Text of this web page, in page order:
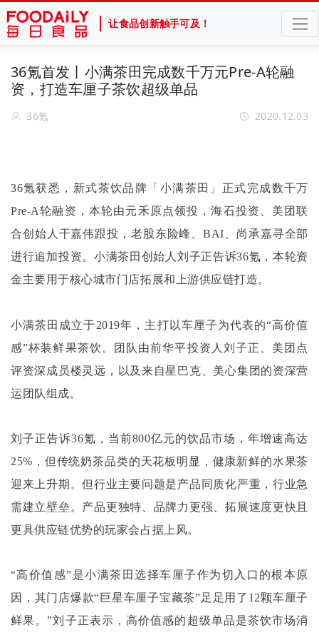
让食品创新触手可及！
36氪首发丨小满茶田完成数千万元Pre-A轮融
资，打造车厘子茶饮超级单品
36氪 2020.12.03
36氪获悉，新式茶饮品牌「小满茶田」正式完成数千万
Pre-A轮融资，本轮由元禾原点领投，海石投资、美团联
合创始人干嘉伟跟投，老股东险峰、BAI、尚承嘉寻全部
进行追加投资。小满茶田创始人刘子正告诉36氪，本轮资
金主要用于核心城市门店拓展和上游供应链打造。
小满茶田成立于2019年，主打以车厘子为代表的“高价值
感”杯装鲜果茶饮。团队由前华平投资人刘子正、美团点
评资深成员楼灵远，以及来自星巴克、美心集团的资深营
运团队组成。
刘子正告诉36氪，当前800亿元的饮品市场，年增速高达
25%，但传统奶茶品类的天花板明显，健康新鲜的水果茶
迎来上升期。但行业主要问题是产品同质化严重，行业急
需建立壁垒。产品更独特、品牌力更强、拓展速度更快且
更具供应链优势的玩家会占据上风。
“高价值感”是小满茶田选择车厘子作为切入口的根本原
因，其门店爆款“巨星车厘子宝藏茶”足足用了12颗车厘子
鲜果。”刘子正表示，高价值感的超级单品是茶饮市场消